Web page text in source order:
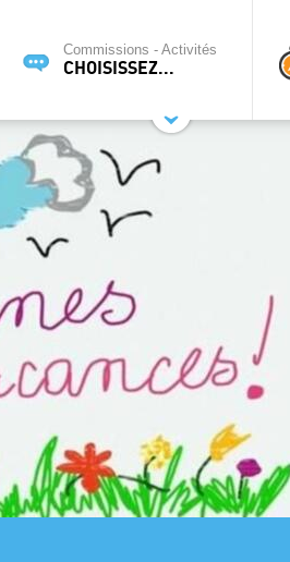
Commissions - Activités
CHOISISSEZ...